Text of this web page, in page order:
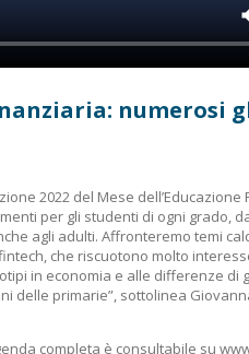
numerosi
2022 del Mese dell’Educazione
per gli studenti di ogni grado,
agli adulti. Affronteremo temi
che riscuotono molto
in economia e alle differenze di
delle primarie”, sottolinea
completa è consultabile su